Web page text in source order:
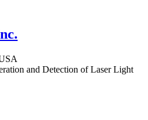
and Detection of Laser Light